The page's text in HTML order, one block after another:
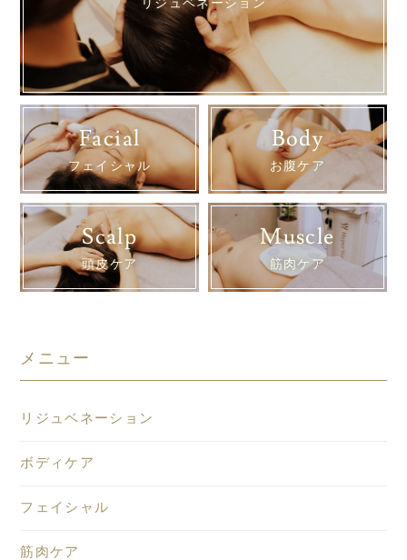
リジュベネーション
Facial
フェイシャル
Body
お腹ケア
Scalp
頭皮ケア
Muscle
筋肉ケア
メニュー
リジュベネーション
ボディケア
フェイシャル
筋肉ケア